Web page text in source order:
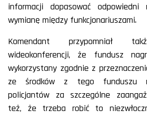
informacji dopasować
wymianę między funkcjonariuszami.
Komendant przypomniał
wideokonferencji, że fundusz
wykorzystany zgodnie z
ze środków z tego funduszu
policjantów za szczególne
też, że trzeba robić to